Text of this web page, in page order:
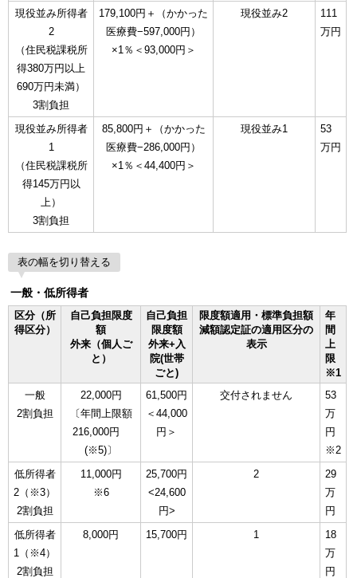
現役並み所得者
2
（住民税課税所
得380万円以上
690万円未満）
3割負担
179,100円＋（かかった
医療費−597,000円）
×1％＜93,000円＞
現役並み2
111
万円
現役並み所得者
1
（住民税課税所
得145万円以
上）
3割負担
85,800円＋（かかった
医療費−286,000円）
×1％＜44,400円＞
現役並み1
53
万円
表の幅を切り替える
一般・低所得者
区分（所
得区分）
自己負担限度
額
外来（個人ご
と）
自己負担
限度額
外来+入
院(世帯
ごと)
限度額適用・標準負担額
減額認定証の適用区分の
表示
年
間
上
限
※1
一般
2割負担
22,000円
〔年間上限額
216,000円
(※5)〕
61,500円
＜44,000
円＞
交付されません
53
万
円
※2
低所得者
2（※3）
2割負担
11,000円
※6
25,700円
<24,600
円>
2
29
万
円
低所得者
1（※4）
2割負担
8,000円 15,700円 1
18
万
円